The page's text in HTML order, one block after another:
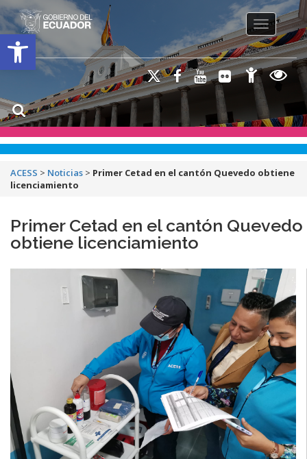
Open toolbar
Toggle
ACESS > Noticias > Primer Cetad en el cantón Quevedo obtiene
licenciamiento
Primer Cetad en el cantón Quevedo
obtiene licenciamiento